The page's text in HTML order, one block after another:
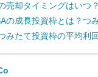
売却タイミングはいつ
の成長投資枠とは？つ
みたて投資枠の平均利